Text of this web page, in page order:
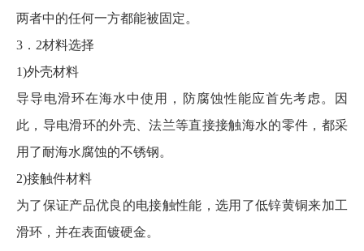
两者中的任何一方都能被固定。
3．2材料选择
1)外壳材料
导导电滑环在海水中使用，防腐蚀性能应首先考虑。因
此，导电滑环的外壳、法兰等直接接触海水的零件，都采
用了耐海水腐蚀的不锈钢。
2)接触件材料
为了保证产品优良的电接触性能，选用了低锌黄铜来加工
滑环，并在表面镀硬金。